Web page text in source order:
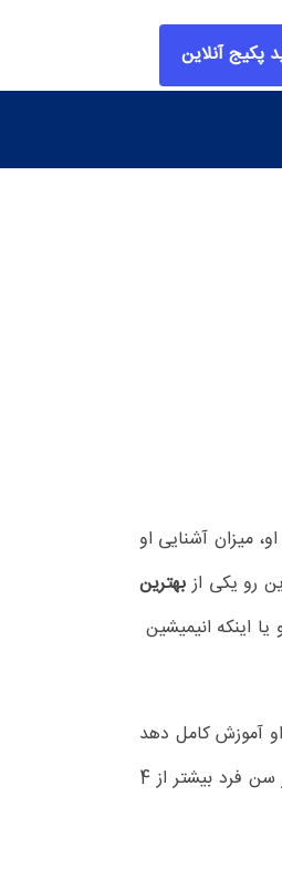
پکیج آنلاین
میزان آشنایی او
رو یکی ازبهترین
اینکه انیمیشین
آموزش کامل دهد
تفکری کاملا اشتباه است. البته کودکانی که کمتراز 4 سال سن دارند برای آشنایی با زبان انگلیسی چاره ای جز نگاه کردن به انیمیشن ها ندارند. اما اگر سن فرد بیشتر از 4